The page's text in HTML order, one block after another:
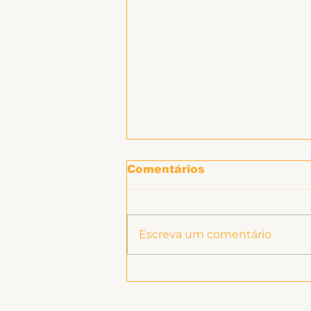
Comentários
Escreva um comentário